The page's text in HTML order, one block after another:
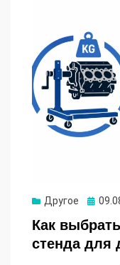
Другое
Как
стенда для